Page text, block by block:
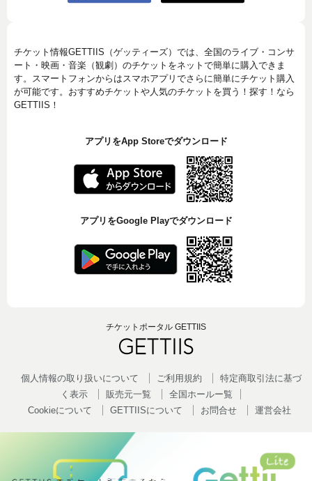
チケット情報GETTIIS（ゲッティーズ）では、全国のライブ・コンサ
ート・映画・音楽（観劇）のチケットをネットで簡単に購入できま
す。スマートフォンからはスマホアプリでさらに簡単にチケット購入
が可能です。おすすめチケットや人気のチケットを買う！探す！なら
GETTIIS！
アプリをApp Storeでダウンロード
アプリをGoogle Playでダウンロード
チケットポータル GETTIIS
個人情報の取り扱いについて ご利用規約
特定商取引法に基づ
く表示
販売元一覧
全国ホールー覧
Cookieについて
GETTIISについて お問合せ 運営会社